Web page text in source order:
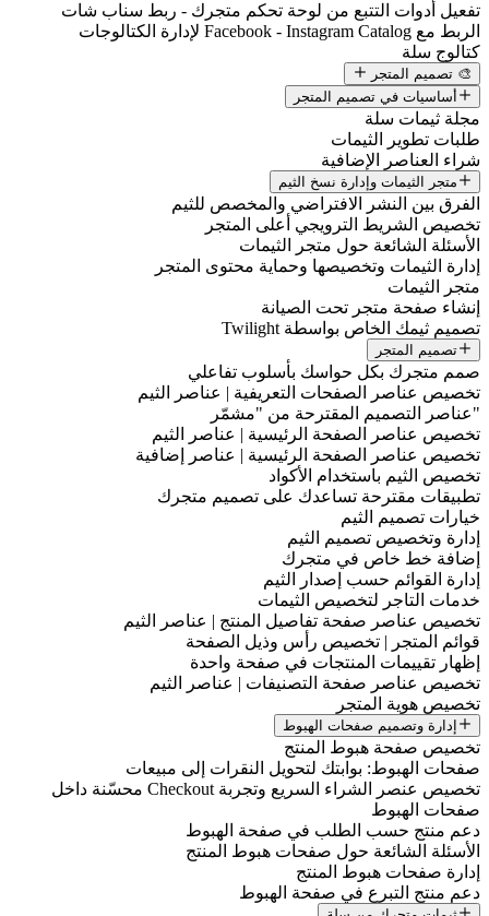
تفعيل أدوات التتبع من لوحة تحكم متجرك - ربط سناب شات
الربط مع Facebook - Instagram Catalog لإدارة الكتالوجات
كتالوج سلة
🎨 تصميم المتجر
أساسيات في تصميم المتجر
مجلة ثيمات سلة
طلبات تطوير الثيمات
شراء العناصر الإضافية
متجر الثيمات وإدارة نسخ الثيم
الفرق بين النشر الافتراضي والمخصص للثيم
تخصيص الشريط الترويجي أعلى المتجر
الأسئلة الشائعة حول متجر الثيمات
إدارة الثيمات وتخصيصها وحماية محتوى المتجر
متجر الثيمات
إنشاء صفحة متجر تحت الصيانة
تصميم ثيمك الخاص بواسطة Twilight
تصميم المتجر
صمم متجرك بكل حواسك بأسلوب تفاعلي
تخصيص عناصر الصفحات التعريفية | عناصر الثيم
"عناصر التصميم المقترحة من "مشمّر
تخصيص عناصر الصفحة الرئيسية | عناصر الثيم
تخصيص عناصر الصفحة الرئيسية | عناصر إضافية
تخصيص الثيم باستخدام الأكواد
تطبيقات مقترحة تساعدك على تصميم متجرك
خيارات تصميم الثيم
إدارة وتخصيص تصميم الثيم
إضافة خط خاص في متجرك
إدارة القوائم حسب إصدار الثيم
خدمات التاجر لتخصيص الثيمات
تخصيص عناصر صفحة تفاصيل المنتج | عناصر الثيم
قوائم المتجر | تخصيص رأس وذيل الصفحة
إظهار تقييمات المنتجات في صفحة واحدة
تخصيص عناصر صفحة التصنيفات | عناصر الثيم
تخصيص هوية المتجر
إدارة وتصميم صفحات الهبوط
تخصيص صفحة هبوط المنتج
صفحات الهبوط: بوابتك لتحويل النقرات إلى مبيعات
تخصيص عنصر الشراء السريع وتجربة Checkout محسّنة داخل
صفحات الهبوط
دعم منتج حسب الطلب في صفحة الهبوط
الأسئلة الشائعة حول صفحات هبوط المنتج
إدارة صفحات هبوط المنتج
دعم منتج التبرع في صفحة الهبوط